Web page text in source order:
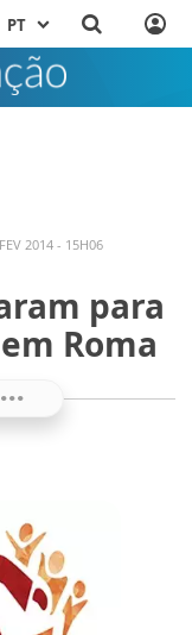
PT
2014 - 15H06
para
Roma